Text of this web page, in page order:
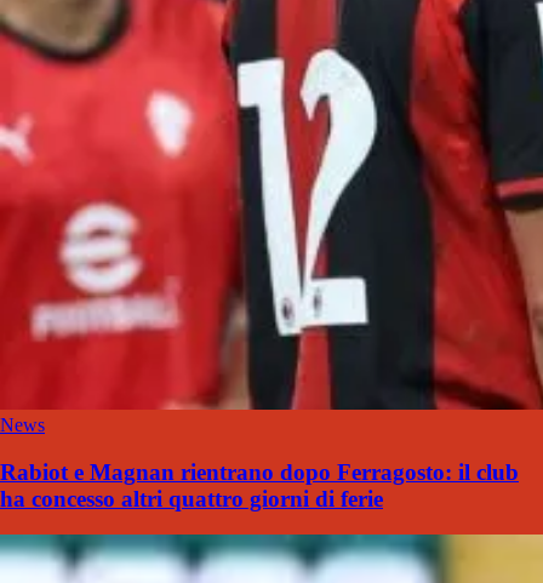
News
Rabiot e Magnan rientrano dopo Ferragosto: il club
ha concesso altri quattro giorni di ferie